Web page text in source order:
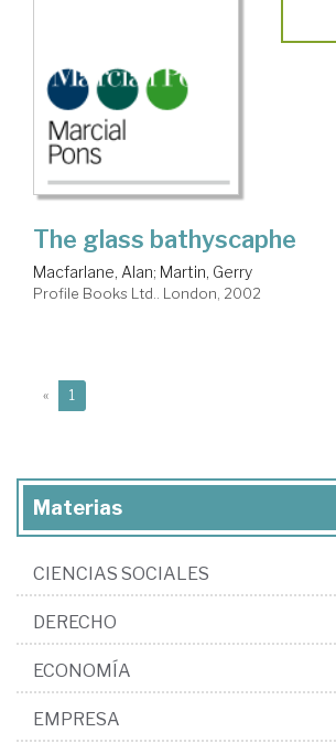
The glass bathyscaphe
Macfarlane, Alan; Martin, Gerry
Profile Books Ltd.. London, 2002
« 1
Materias
CIENCIAS SOCIALES
DERECHO
ECONOMÍA
EMPRESA